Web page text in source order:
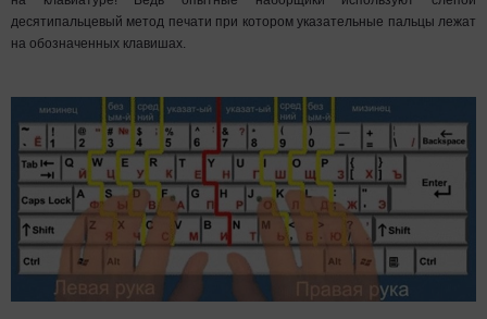
десятипальцевый метод печати при котором указательные пальцы лежат
на обозначенных клавишах.